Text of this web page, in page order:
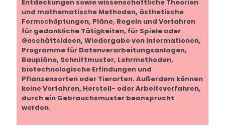
Entdeckungen sowie wissenschaftliche Theorien
und mathematische Methoden, ästhetische
Formschöpfungen, Pläne, Regeln und Verfahren
für gedankliche Tätigkeiten, für Spiele oder
Geschäftsideen, Wiedergabe von Informationen,
Programme für Datenverarbeitungsanlagen,
Baupläne, Schnittmuster, Lehrmethoden,
biotechnologische Erfindungen und
Pflanzensorten oder Tierarten. Außerdem können
keine Verfahren, Herstell- oder Arbeitsverfahren,
durch ein Gebrauchsmuster beansprucht
werden.